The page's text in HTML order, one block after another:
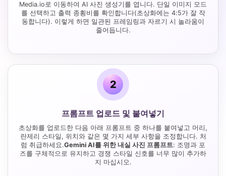
Media.io로 이동하여 AI 사진 생성기를 엽니다. 단일 이미지 모드
를 선택하고 출력 종횡비를 확인합니다(초상화에는 4:5가 잘 작
동합니다). 이렇게 하면 일관된 프레임링과 자르기 시 놀라움이
줄어듭니다.
2
프롬프트 업로드 및 붙여넣기
초상화를 업로드한 다음 아래 프롬프트 중 하나를 붙여넣고 머리,
란제리 스타일, 위치와 같은 몇 가지 세부 사항을 조정합니다. 처
럼 취급하세요.Gemini AI를 위한 내실 사진 프롬프트: 조명과 포
즈를 구체적으로 유지하고 경쟁 스타일 신호를 너무 많이 추가하
지 마십시오.